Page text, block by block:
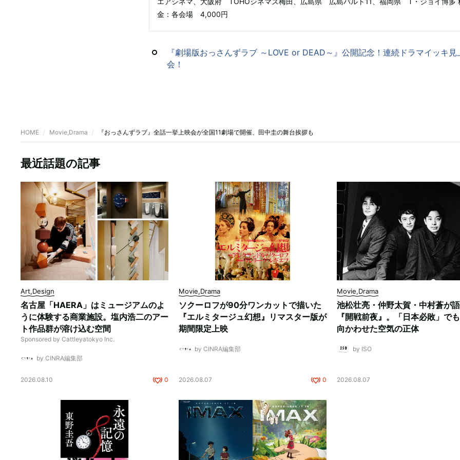
金：各会場 4,000円
『劇場版おっさんずラブ ～LOVE or DEAD～』公開記念！連続ドラマイッキ見
会！
HOME Movie,Drama 『おっさんずラブ』全話一挙上映会が全国11劇場で開催、田中圭の舞台挨拶も
最近話題の記事
Art,Design
名古屋「HAERA」はミュージアムのよ
うに体験する商業施設。塩内浩二のアー
ト作品群が溶け込む空間
Sponsored by Cattleyatokyo Inc.
by CINRA編集部
2026.08.10 0
Movie,Drama
ソクーロフが90分ワンカットで描いた
『エルミタージュ幻想』リマスター版が
期間限定上映
by CINRA編集部
2026.08.07 0
Movie,Drama
池松壮亮・仲野太賀・中村蒼が
『開戦前夜』。「日本必敗」で
向かわせた空気の正体
by ISO
2026.08.07